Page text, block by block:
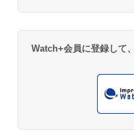
Watch+会員に登録して